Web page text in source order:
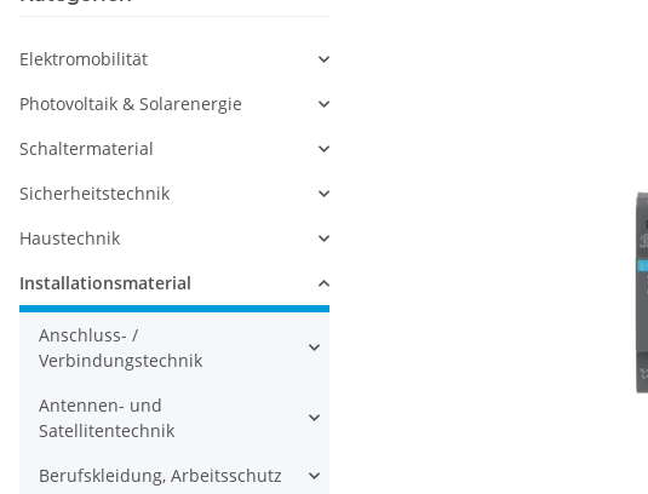
Elektromobilität
Photovoltaik & Solarenergie
Schaltermaterial
Sicherheitstechnik
Haustechnik
Installationsmaterial
Anschluss- /
Verbindungstechnik
Antennen- und
Satellitentechnik
Berufskleidung, Arbeitsschutz